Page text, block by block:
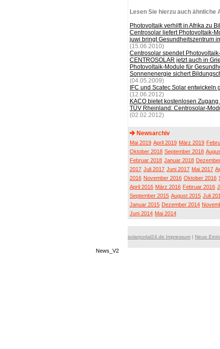
Lesen Sie hierzu auch ähnliche
Photovoltaik verhilft in Afrika zu
Centrosolar liefert Photovoltaik-
juwi bringt Gesundheitszentrum
(15.06.2010)
Centrosolar spendet
CENTROSOLAR jetzt auch in
Photovoltaik-Module für
Sonnenenergie sichert
(04.05.2009)
IFC und Scatec Solar
(12.06.2012)
KACO bietet kostenlosen
TÜV Rheinland: Centrosolar-
(02.02.2012)
Newsarchiv
Mai 2019 April 2019 März 2019
Oktober 2018 September 2018
Februar 2018 Januar 2018
2017 Juli 2017 Juni 2017 Mai 2017
2016 November 2016 Oktober 2016
April 2016 März 2016 Februar 2016
September 2015 August 2015 Juli
Januar 2015 Dezember 2014
Juni 2014 Mai 2014
solarportal24.de Impressum | Neue
News_V2